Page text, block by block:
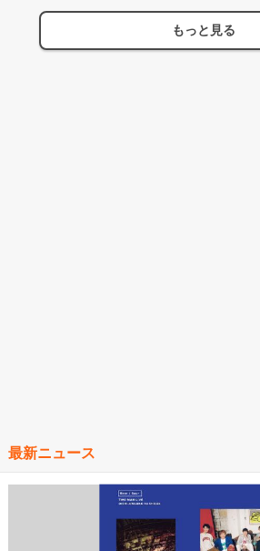
もっと見る
最新ニュース